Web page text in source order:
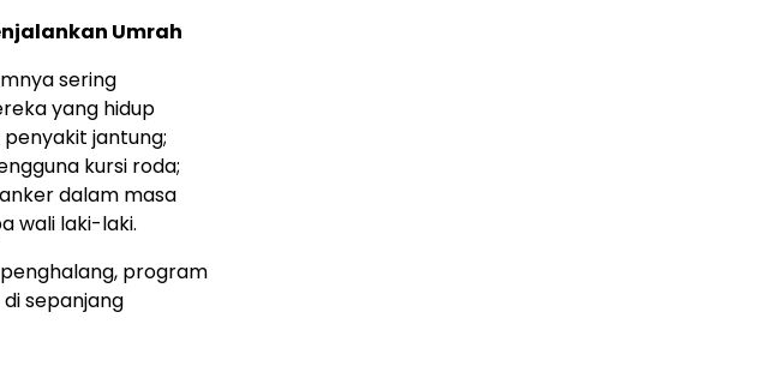
Umrah
sering
yang hidup
jantung;
kursi roda;
dalam masa
wali laki-laki.
program
sepanjang